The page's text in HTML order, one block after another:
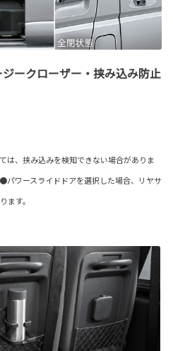
ークローザー・挟み込み防止
は、挟み込みを検知できない場合がありま
パワースライドドアを選択した場合、リヤサ
ます。